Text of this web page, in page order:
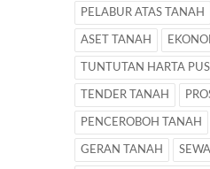
PELABUR ATAS TANAH
ASET TANAH
TUNTUTAN HARTA
TENDER TANAH
PENCEROBOH TANAH
GERAN TANAH